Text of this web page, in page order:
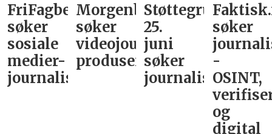
FriFagbevegelse
søker
sosiale
medier-
journalist
Morgenbladet
søker
videojournalist/podkast-
produsent
Støttegruppa
25.
juni
søker
journalist
søker
-
OSINT,
og
digital